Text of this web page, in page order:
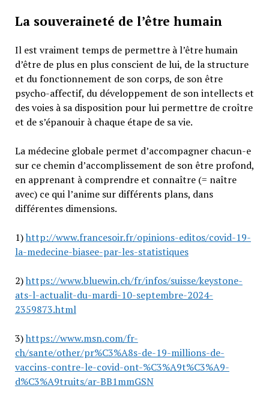
La souveraineté de l’être humain
Il est vraiment temps de permettre à l’être humain
d’être de plus en plus conscient de lui, de la structure
et du fonctionnement de son corps, de son être
psycho-affectif, du développement de son intellects et
des voies à sa disposition pour lui permettre de croître
et de s’épanouir à chaque étape de sa vie.
La médecine globale permet d’accompagner chacun-e
sur ce chemin d’accomplissement de son être profond,
en apprenant à comprendre et connaître (= naître
avec) ce qui l’anime sur différents plans, dans
différentes dimensions.
1)http://www.francesoir.fr/opinions-editos/covid-19-
la-medecine-biasee-par-les-statistiques
2)https://www.bluewin.ch/fr/infos/suisse/keystone-
ats-l-actualit-du-mardi-10-septembre-2024-
2359873.html
3)https://www.msn.com/fr-
ch/sante/other/pr%C3%A8s-de-19-millions-de-
vaccins-contre-le-covid-ont-%C3%A9t%C3%A9-
d%C3%A9truits/ar-BB1mmGSN